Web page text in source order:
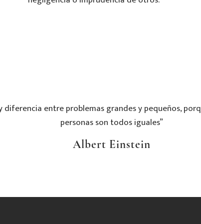
diferencia entre problemas grandes y pequeños,
personas son todos iguales”
Albert Einstein